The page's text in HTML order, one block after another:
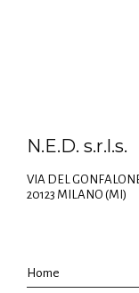
N.E.D. s.r.l.s.
VIA DEL
20123 MILANO (MI)
Home